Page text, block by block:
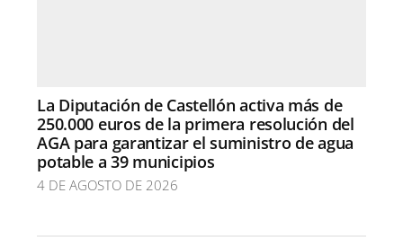
La Diputación de Castellón activa más de
250.000 euros de la primera resolución del
AGA para garantizar el suministro de agua
potable a 39 municipios
4 DE AGOSTO DE 2026